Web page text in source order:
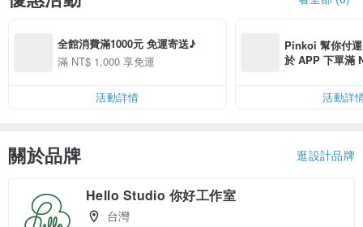
全館消費滿1000元 免運寄送♪
滿 NT$ 1,000 享免運
活動詳情
Pinkoi 幫你付
於 APP 下單滿
活動詳
關於品牌 逛設計品牌
Hello Studio 你好工作室
台灣